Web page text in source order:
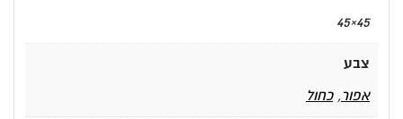
45×45
צבע
אפור ,כחול